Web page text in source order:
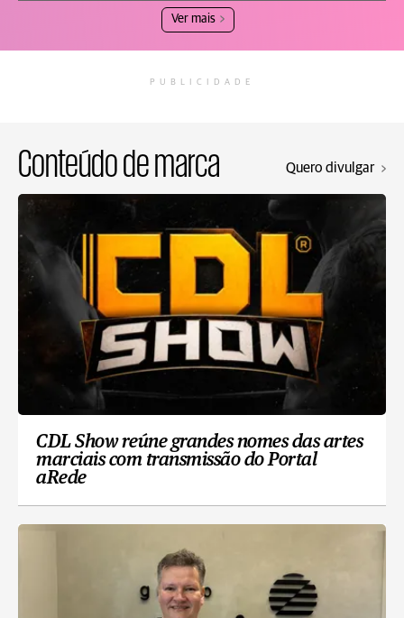
Ver mais
PUBLICIDADE
Conteúdo de marca Quero divulgar
CDL Show reúne grandes nomes das artes
marciais com transmissão do Portal
aRede